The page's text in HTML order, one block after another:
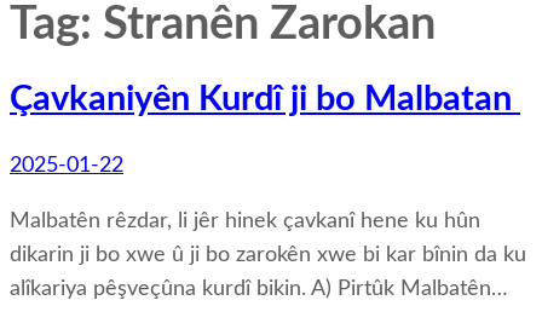
Tag: Stranên Zarokan
Çavkaniyên Kurdî ji bo Malbatan
2025-01-22
Malbatên rêzdar, li jêr hinek çavkanî hene ku hûn
dikarin ji bo xwe û ji bo zarokên xwe bi kar bînin da ku
alîkariya pêşveçûna kurdî bikin. A) Pirtûk Malbatên…